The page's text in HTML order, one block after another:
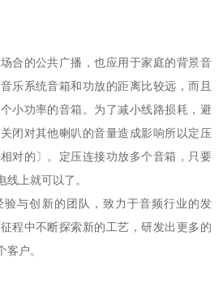
合的公共广播，也应用于家庭的背景音
乐系统音箱和功放的距离比较远，而且
小功率的音箱。为了减小线路损耗，避
闭对其他喇叭的音量造成影响所以定压
对的〕。定压连接功放多个音箱，只要
上就可以了。
与创新的团队，致力于音频行业的发
程中不断探索新的工艺，研发出更多的
户。